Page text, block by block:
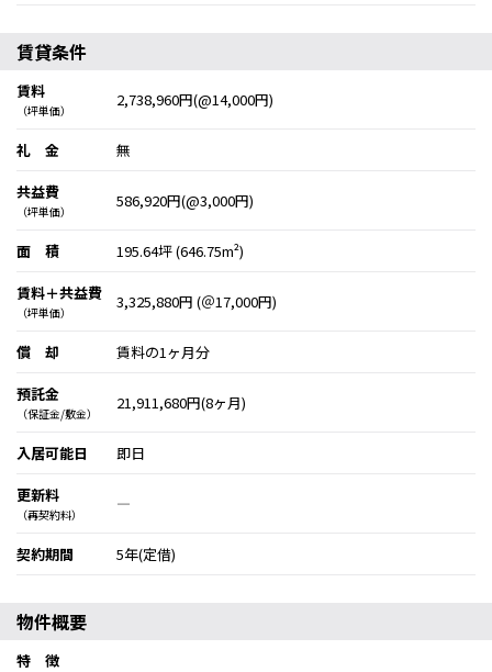
賃貸条件
賃料
（坪単価）
2,738,960円(@14,000円)
礼 金
無
共益費
（坪単価）
586,920円(@3,000円)
面 積
195.64坪 (646.75m²)
賃料＋共益費
（坪単価）
3,325,880円 (＠17,000円)
償 却
賃料の1ヶ月分
預託金
（保証金/敷金）
21,911,680円(8ヶ月)
入居可能日
即日
更新料
（再契約料）
―
契約期間 5年(定借)
物件概要
特 徴